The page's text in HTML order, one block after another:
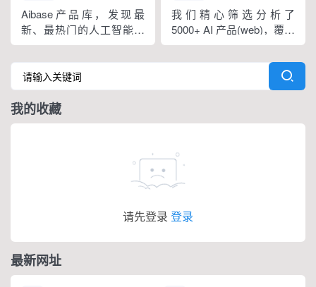
人工智能新闻和工具。
入口。
Aibase产品库，发现最
新、最热门的人工智能产
品，致力于收集国内外优
秀的AI产品应用，为用户
业务场景赋能，为应用构
建提供灵感。
我们精心筛选分析了
5000+ AI 产品(web)，覆盖
了从访问量、时长、增长
速度到营收等关键数据。
更进一步，我们将这些 AI
产品分门别类，涵盖了100
这份内容丰富、观点独到
我的收藏
请先登录 登录
最新网址